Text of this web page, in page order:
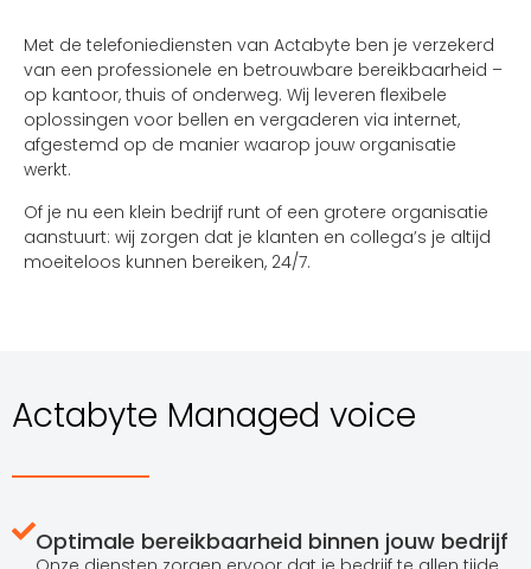
Met de telefoniediensten van Actabyte ben je verzekerd
van een professionele en betrouwbare bereikbaarheid –
op kantoor, thuis of onderweg. Wij leveren flexibele
oplossingen voor bellen en vergaderen via internet,
afgestemd op de manier waarop jouw organisatie
werkt.
Of je nu een klein bedrijf runt of een grotere organisatie
aanstuurt: wij zorgen dat je klanten en collega’s je altijd
moeiteloos kunnen bereiken, 24/7.
Actabyte Managed voice
Optimale bereikbaarheid binnen jouw bedrijf